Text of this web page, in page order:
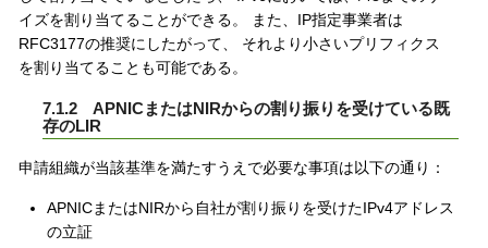
イズを割り当てることができる。 また、IP指定事業者は
RFC3177の推奨にしたがって、 それより小さいプリフィクス
を割り当てることも可能である。
7.1.2 APNICまたはNIRからの割り振りを受けている既
存のLIR
申請組織が当該基準を満たすうえで必要な事項は以下の通り：
APNICまたはNIRから自社が割り振りを受けたIPv4アドレス
の立証